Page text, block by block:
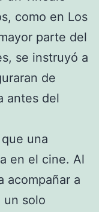
como en Los
parte del
se instruyó a
de
antes del
una
en el cine. Al
acompañar a
un solo